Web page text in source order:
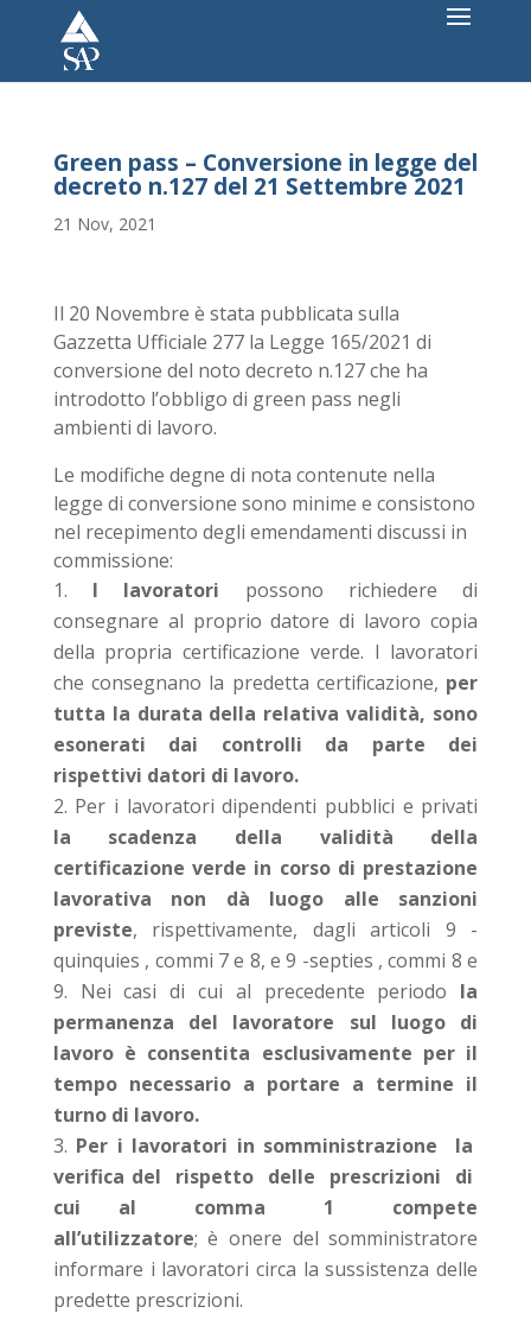
Green pass – Conversione in legge del
decreto n.127 del 21 Settembre 2021
21 Nov, 2021
Il 20 Novembre è stata pubblicata sulla
Gazzetta Ufficiale 277 la Legge 165/2021 di
conversione del noto decreto n.127 che ha
introdotto l’obbligo di green pass negli
ambienti di lavoro.
Le modifiche degne di nota contenute nella
legge di conversione sono minime e consistono
nel recepimento degli emendamenti discussi in
commissione:
I lavoratori possono richiedere di
consegnare al proprio datore di lavoro copia
della propria certificazione verde. I lavoratori
che consegnano la predetta certificazione, per
tutta la durata della relativa validità, sono
esonerati dai controlli da parte dei
rispettivi datori di lavoro.
Per i lavoratori dipendenti pubblici e privati
la scadenza della validità della
certificazione verde in corso di prestazione
lavorativa non dà luogo alle sanzioni
previste, rispettivamente, dagli articoli 9 -
quinquies , commi 7 e 8, e 9 -septies , commi 8 e
9. Nei casi di cui al precedente periodo la
permanenza del lavoratore sul luogo di
lavoro è consentita esclusivamente per il
tempo necessario a portare a termine il
turno di lavoro.
Per i lavoratori in somministrazione la
verifica del rispetto delle prescrizioni di
cui al comma 1 compete
all’utilizzatore; è onere del somministratore
informare i lavoratori circa la sussistenza delle
predette prescrizioni.